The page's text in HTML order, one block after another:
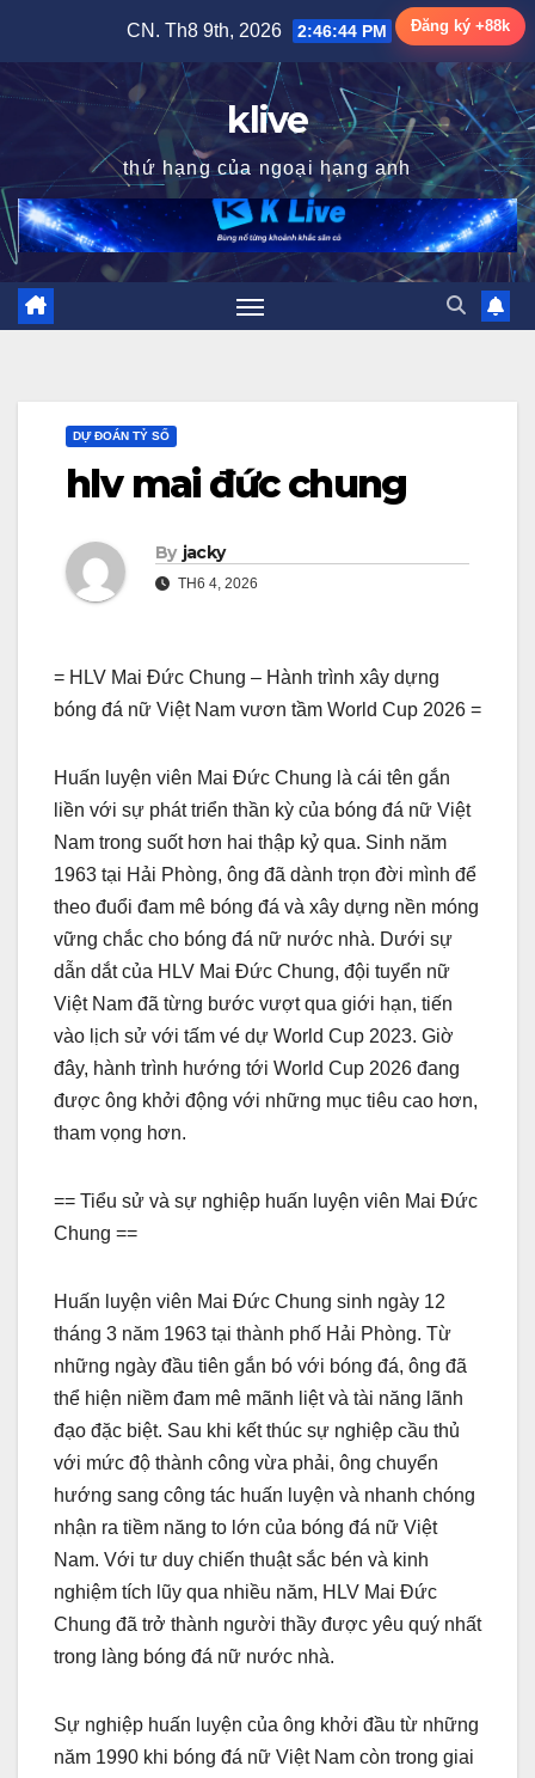
content
CN. Th8 9th, 2026 2:46:45 PM
klive
thứ hạng của ngoại hạng anh
DỰ ĐOÁN TỶ SỐ
hlv mai đức chung
By jacky
TH6 4, 2026
= HLV Mai Đức Chung – Hành trình xây dựng
bóng đá nữ Việt Nam vươn tầm World Cup 2026 =
Huấn luyện viên Mai Đức Chung là cái tên gắn
liền với sự phát triển thần kỳ của bóng đá nữ Việt
Nam trong suốt hơn hai thập kỷ qua. Sinh năm
1963 tại Hải Phòng, ông đã dành trọn đời mình để
theo đuổi đam mê bóng đá và xây dựng nền móng
vững chắc cho bóng đá nữ nước nhà. Dưới sự
dẫn dắt của HLV Mai Đức Chung, đội tuyển nữ
Việt Nam đã từng bước vượt qua giới hạn, tiến
vào lịch sử với tấm vé dự World Cup 2023. Giờ
đây, hành trình hướng tới World Cup 2026 đang
được ông khởi động với những mục tiêu cao hơn,
tham vọng hơn.
== Tiểu sử và sự nghiệp huấn luyện viên Mai Đức
Chung ==
Huấn luyện viên Mai Đức Chung sinh ngày 12
tháng 3 năm 1963 tại thành phố Hải Phòng. Từ
những ngày đầu tiên gắn bó với bóng đá, ông đã
thể hiện niềm đam mê mãnh liệt và tài năng lãnh
đạo đặc biệt. Sau khi kết thúc sự nghiệp cầu thủ
với mức độ thành công vừa phải, ông chuyển
hướng sang công tác huấn luyện và nhanh chóng
nhận ra tiềm năng to lớn của bóng đá nữ Việt
Nam. Với tư duy chiến thuật sắc bén và kinh
nghiệm tích lũy qua nhiều năm, HLV Mai Đức
Chung đã trở thành người thầy được yêu quý nhất
trong làng bóng đá nữ nước nhà.
Sự nghiệp huấn luyện của ông khởi đầu từ những
năm 1990 khi bóng đá nữ Việt Nam còn trong giai
Đăng ký +88k